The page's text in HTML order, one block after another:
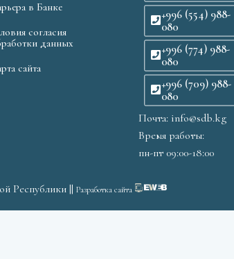
в Банке
согласия
данных
сайта
+996 (554) 988-
080
+996 (774) 988-
080
+996 (709) 988-
080
Почта: info@sdb.kg
Время работы:
пн-пт 09:00-18:00
Республики ||Разработка сайта